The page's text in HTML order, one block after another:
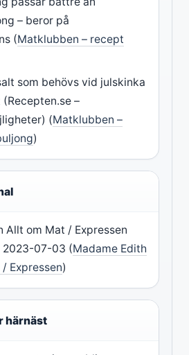
– beror på
(Matklubben – recept
som behövs vid julskinka
–
(Matklubben –
)
Allt om Mat / Expressen
2023-07-03 (Madame Edith
Expressen)
härnäst